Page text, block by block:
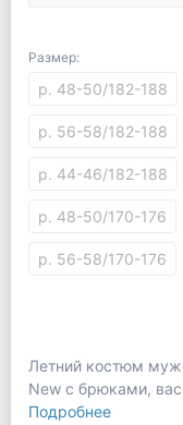
Размер:
р. 48-50/182-188
р. 56-58/182-188
р. 44-46/182-188
р. 48-50/170-176
р. 56-58/170-176
Летний костюм
New с брюками,
Подробнее